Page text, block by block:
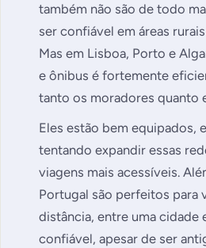
também não são de todo
ser confiável em áreas
Mas em Lisboa, Porto e
e ônibus é fortemente
tanto os moradores quanto
Eles estão bem equipados,
tentando expandir essas
viagens mais acessíveis.
Portugal são perfeitos para
distância, entre uma cidade
confiável, apesar de ser